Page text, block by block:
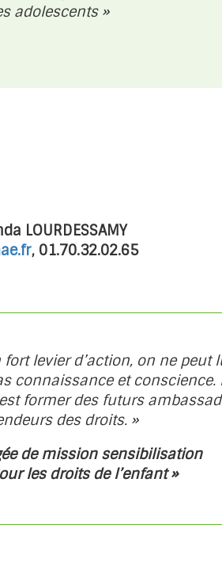
adolescents »
LOURDESSAMY
, 01.70.32.02.65
levier d’action, on ne peut
connaissance et conscience.
former des futurs
des droits. »
de mission sensibilisation
les droits de l’enfant »